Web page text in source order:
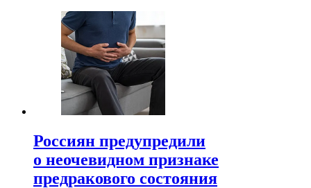
Россиян предупредили
о неочевидном признаке
предракового состояния